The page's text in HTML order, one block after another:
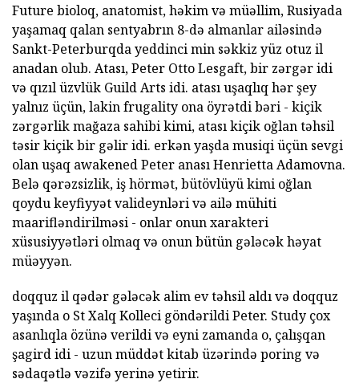
Future bioloq, anatomist, həkim və müəllim, Rusiyada
yaşamaq qalan sentyabrın 8-də almanlar ailəsində
Sankt-Peterburqda yeddinci min səkkiz yüz otuz il
anadan olub. Atası, Peter Otto Lesgaft, bir zərgər idi
və qızıl üzvlük Guild Arts idi. atası uşaqlıq hər şey
yalnız üçün, lakin frugality ona öyrətdi bəri - kiçik
zərgərlik mağaza sahibi kimi, atası kiçik oğlan təhsil
təsir kiçik bir gəlir idi. erkən yaşda musiqi üçün sevgi
olan uşaq awakened Peter anası Henrietta Adamovna.
Belə qərəzsizlik, iş hörmət, bütövlüyü kimi oğlan
qoydu keyfiyyət valideynləri və ailə mühiti
maarifləndirilməsi - onlar onun xarakteri
xüsusiyyətləri olmaq və onun bütün gələcək həyat
müəyyən.
doqquz il qədər gələcək alim ev təhsil aldı və doqquz
yaşında o St Xalq Kolleci göndərildi Peter. Study çox
asanlıqla özünə verildi və eyni zamanda o, çalışqan
şagird idi - uzun müddət kitab üzərində poring və
sədaqətlə vəzifə yerinə yetirir.